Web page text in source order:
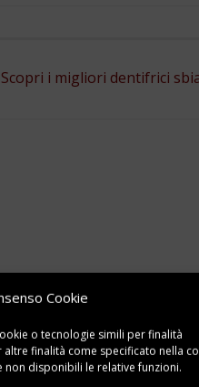
Cookie
o tecnologie simili per finalità
finalità come specificato nella
disponibili le relative funzioni.
Scopri i migliori dentifrici